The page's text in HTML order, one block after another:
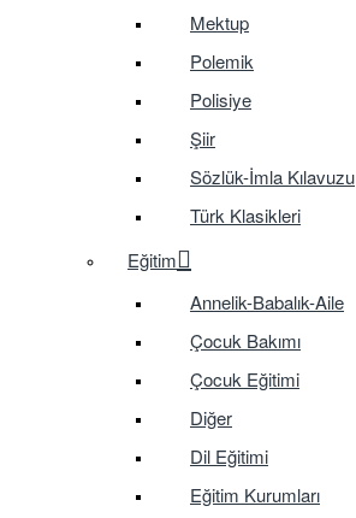
Mektup
Polemik
Polisiye
Şiir
Sözlük-İmla Kılavuzu
Türk Klasikleri
Eğitim
Annelik-Babalık-Aile
Çocuk Bakımı
Çocuk Eğitimi
Diğer
Dil Eğitimi
Eğitim Kurumları